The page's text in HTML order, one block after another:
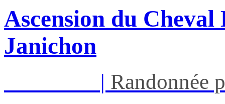
Ascension du
Janichon
| Randonnée